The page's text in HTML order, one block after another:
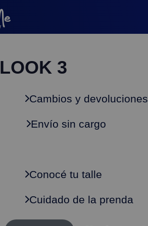
LOOK 3
Cambios y devoluciones
Envío sin cargo
Conocé tu talle
Cuidado de la prenda